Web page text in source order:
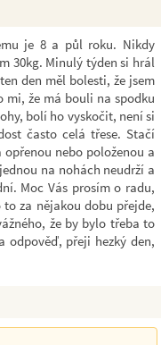
je 8 a půl roku. Nikdy
30kg. Minulý týden si hrál
den měl bolesti, že jsem
že má bouli na spodku
bolí ho vyskočit, není si
často celá třese. Stačí
nebo položenou a
na nohách neudrží a
Moc Vás prosím o radu,
za nějakou dobu přejde,
že by bylo třeba to
odpověď, přeji hezký den,